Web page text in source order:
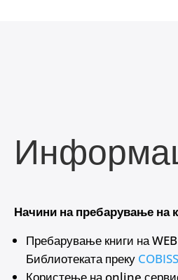
Начини на пребарување на
Пребарување книги на
Библиотеката преку
Користење на online